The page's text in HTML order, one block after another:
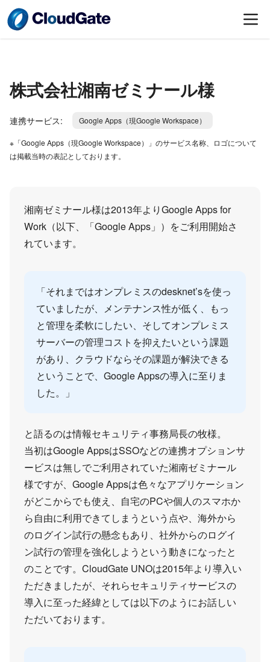
株式会社湘南ゼミナール様
連携サービス: Google Apps（現Google Workspace）
※「Google Apps（現Google Workspace）」のサービス名称、ロゴについて
は掲載当時の表記としております。
湘南ゼミナール様は2013年よりGoogle Apps for
Work（以下、「Google Apps」）をご利用開始さ
れています。
「それまではオンプレミスのdesknet’sを使っ
ていましたが、メンテナンス性が低く、もっ
と管理を柔軟にしたい、そしてオンプレミス
サーバーの管理コストを抑えたいという課題
があり、クラウドならその課題が解決できる
ということで、Google Appsの導入に至りま
した。」
と語るのは情報セキュリティ事務局長の牧様。
当初はGoogle AppsはSSOなどの連携オプションサ
ービスは無しでご利用されていた湘南ゼミナール
様ですが、Google Appsは色々なアプリケーション
がどこからでも使え、自宅のPCや個人のスマホか
ら自由に利用できてしまうという点や、海外から
のログイン試行の懸念もあり、社外からのログイ
ン試行の管理を強化しようという動きになったと
のことです。CloudGate UNOは2015年より導入い
ただきましたが、それらセキュリティサービスの
導入に至った経緯としては以下のようにお話しい
ただいております。